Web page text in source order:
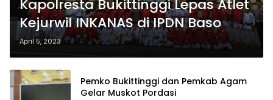
Kapolresta Bukittinggi Lepas Atlet
Kejurwil INKANAS di IPDN Baso
April 5, 2023
Pemko Bukittinggi dan Pemkab Agam
Gelar Muskot Pordasi